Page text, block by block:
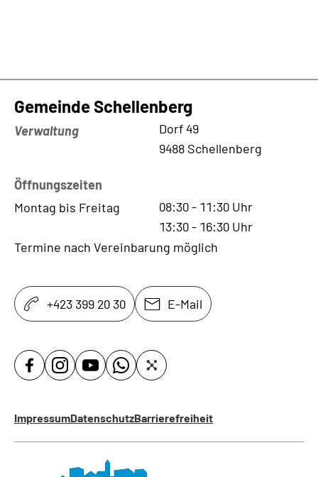
Gemeinde Schellenberg
Verwaltung
Dorf 49
9488 Schellenberg
Öffnungszeiten
Montag bis Freitag
08:30- 11:30 Uhr
13:30- 16:30 Uhr
Termine nach Vereinbarung möglich
+423 399 20 30 E-Mail
ImpressumDatenschutzBarrierefreiheit